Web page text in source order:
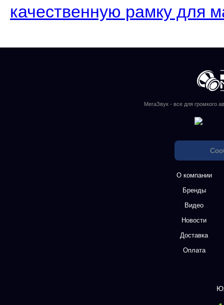
качественную рамку для
МегаЗвук - все для громкого
О компании
Бренды
Видео
Новости
Доставка
Оплата